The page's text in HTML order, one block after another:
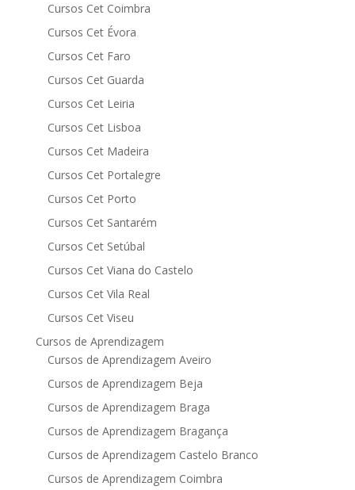
Cursos Cet Coimbra
Cursos Cet Évora
Cursos Cet Faro
Cursos Cet Guarda
Cursos Cet Leiria
Cursos Cet Lisboa
Cursos Cet Madeira
Cursos Cet Portalegre
Cursos Cet Porto
Cursos Cet Santarém
Cursos Cet Setúbal
Cursos Cet Viana do Castelo
Cursos Cet Vila Real
Cursos Cet Viseu
Cursos de Aprendizagem
Cursos de Aprendizagem Aveiro
Cursos de Aprendizagem Beja
Cursos de Aprendizagem Braga
Cursos de Aprendizagem Bragança
Cursos de Aprendizagem Castelo Branco
Cursos de Aprendizagem Coimbra